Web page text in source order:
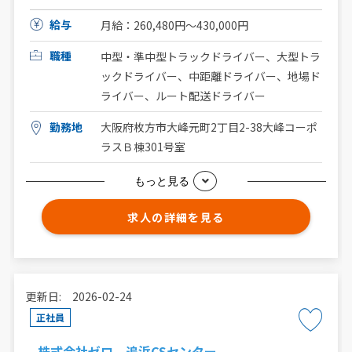
給与
月給：260,480円〜430,000円
職種
中型・準中型トラックドライバー、大型トラ
ックドライバー、中距離ドライバー、地場ド
ライバー、ルート配送ドライバー
勤務地
大阪府枚方市大峰元町2丁目2-38大峰コーポ
ラスＢ棟301号室
もっと見る
求人の詳細を見る
更新日: 2026-02-24
正社員